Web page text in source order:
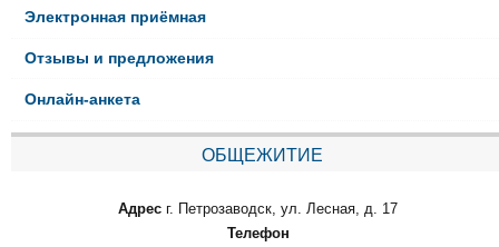
Электронная приёмная
Отзывы и предложения
Онлайн-анкета
ОБЩЕЖИТИЕ
Адрес г. Петрозаводск, ул. Лесная, д. 17
Телефон